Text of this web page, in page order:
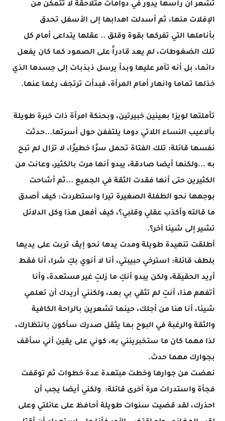
تشعر أن رأسها يدور في دوامات متلاحقة لا تتمكن من
الإفلات منها، ثم أسدلت اهدابها إلى الأسفل تحدق
بأناملها التي تفركها بقوة وقلق .. عقلها يتداعى أمام كل
تلك الضغوطات، لم يعد قادراً على الصمود كما كان يفعل
دائما، بل أنه تآمر عليها وبدأ يرسل ذبذبات إلى جسدها الذي
خذلها تماما وانهار أمام المرأة، فبدأت ترتجف رغما عنها.
تأملتها لويزا بعينين خبيرتين، وبحنكة امرأة ذات خبرة طويلة
بألاعيب النساء اللاتي دوما يلتففن حول أسرتها...حدثت
نفسها قائلة: تلك الفتاة تحمل سرًا خطيرًا، لا تزال لم تبح
به ...ولكنها أيضا صادقة، يبدو أنها مرت بالكثير، وعانت من
الكثيرين حتى أنها فقدت الثقة في الجميع ...ثم أشاحت
بوجهها نحو الطفلة الصغيرة تيرا واستطردت: كيف أصدق
ما قالته وأكذب عقلي وقلبي؟، كيف أفعل هذا وكل الدلائل
تشير إلى شيئا آخر؟.
أطلقت تنهيدة طويلة ومدت يدها نحو إيڤ تربت على يديها
بلطف قائلة: استرخي حبيبتي، أنا لا أنوي بكِ شرا، أنا فقط
أريد الحقيقة، ولكن يبدو أنكِ ما زلتِ غير مستعدة، وأنا
أتفهم هذا، أنتِ لم تثقي بي بعد، ولكنني أريدك أن تعلمي
شيئا، أنا هنا من أجلك، حينما تشعرين بالراحة الكافية
والثقة والرغبة في البوح بما يثقل صدرك سأكون بانتظارك،
لذا مهما كان ما ستخبرينني به، كوني على يقين أني سأقف
بجوارك مهما حدث.
نهضت من جوارها وخطت مبتعدة عدة خطوات ثم توقفت
فجأة واستدرات مرة أخرى قائلة: ولكني أيضا يجب أن
احذرك، لقد قضيت سنوات طويلة أحافظ على عائلتي وعلى